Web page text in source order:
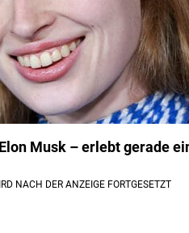
Musk – erlebt gerade